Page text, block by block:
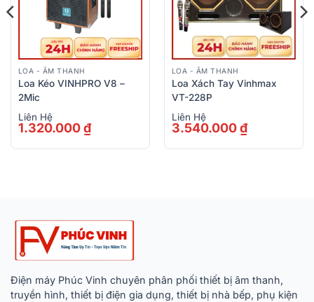
LOA - ÂM THANH
Loa Kéo VINHPRO V8 –
2Mic
1.320.000₫
Liên Hệ
LOA - ÂM THANH
Loa Xách Tay Vinhmax
VT-228P
3.540.000₫
Liên Hệ
Điện máy Phúc Vinh chuyên phân phối thiết bị âm thanh,
truyền hình, thiết bị điện gia dụng, thiết bị nhà bếp, phụ kiện